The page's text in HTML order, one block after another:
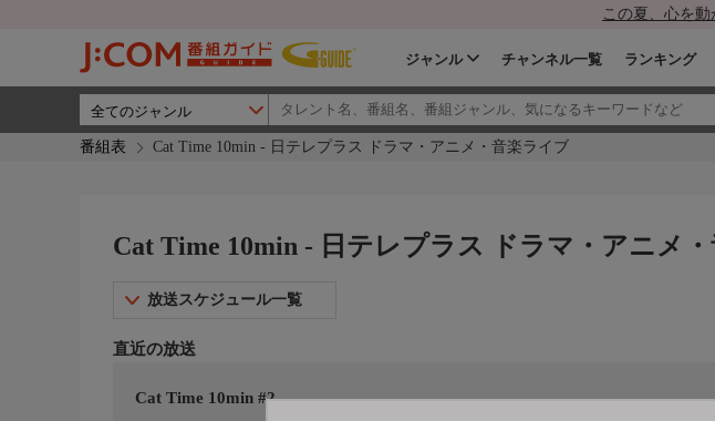
この夏、心を
ジャンル チャンネル一覧 ランキング
番組表 Cat Time 10min - 日テレプラス ドラマ・アニメ・音楽ライブ
Cat Time 10min - 日テレプラス ドラマ・アニメ
放送スケジュール一覧
直近の放送
Cat Time 10min #2